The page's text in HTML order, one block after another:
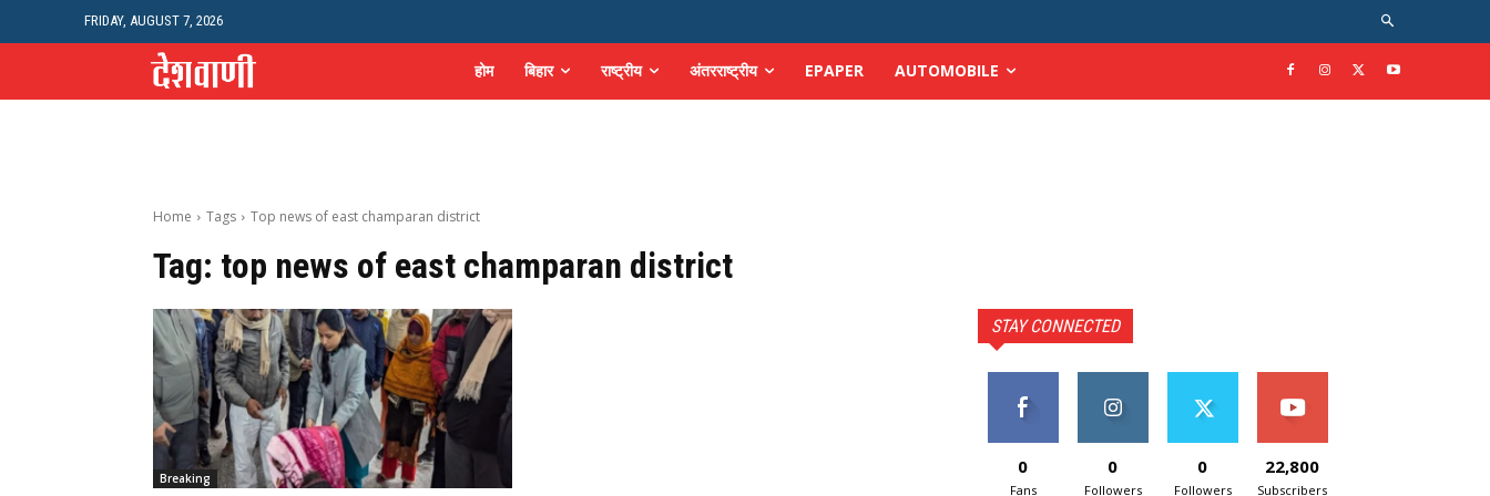
FRIDAY, AUGUST 7, 2026
होम बिहार राष्ट्रीय अंतरराष्ट्रीय EPAPER AUTOMOBILE
Home Tags Top news of east champaran district
Tag: top news of east champaran district
Breaking
STAY CONNECTED
0
Fans
0
Followers
0
Followers
22,800
Subscribers